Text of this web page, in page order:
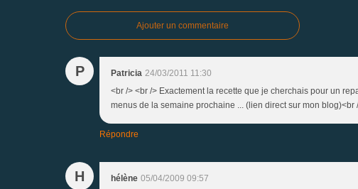
Ajouter un commentaire
P Patricia 24/03/2011 11:30
<br /> <br /> Exactement la recette que je cherchais pour un
menus de la semaine prochaine ... (lien direct sur mon blog)<br
Répondre
H hélène 05/04/2009 09:57